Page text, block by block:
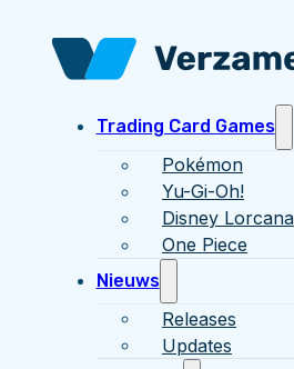
Trading Card Games
Pokémon
Yu-Gi-Oh!
Disney Lorcana
One Piece
Nieuws
Releases
Updates